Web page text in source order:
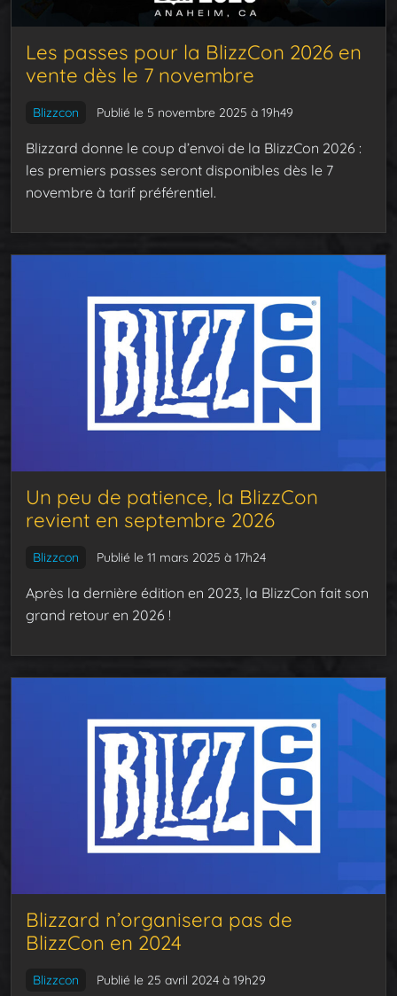
Les passes pour la BlizzCon 2026 en
vente dès le 7 novembre
Blizzcon Publié le 5 novembre 2025 à 19h49
Blizzard donne le coup d’envoi de la BlizzCon 2026 :
les premiers passes seront disponibles dès le 7
novembre à tarif préférentiel.
Un peu de patience, la BlizzCon
revient en septembre 2026
Blizzcon Publié le 11 mars 2025 à 17h24
Après la dernière édition en 2023, la BlizzCon fait son
grand retour en 2026 !
Blizzard n’organisera pas de
BlizzCon en 2024
Blizzcon Publié le 25 avril 2024 à 19h29